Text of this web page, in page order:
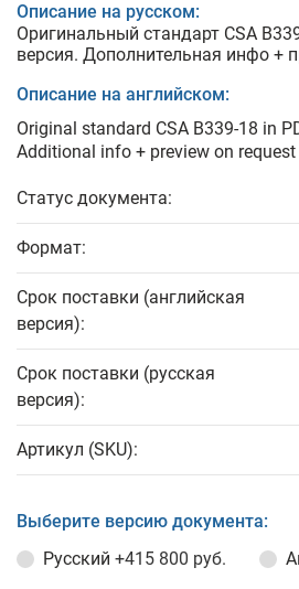
Описание на русском:
Оригинальный стандарт CSA
версия. Дополнительная инфо +
Описание на английском:
Original standard CSA B339-18 in
Additional info + preview on request
Статус документа:
Формат:
Срок поставки (английская
версия):
Срок поставки (русская
версия):
Артикул (SKU):
Выберите версию документа:
Русский +415 800 руб.